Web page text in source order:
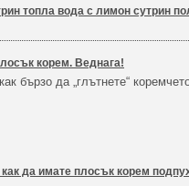
топла вода с лимон сутрин
корем. Веднага!
бързо да „глътнете“
да имате плосък корем